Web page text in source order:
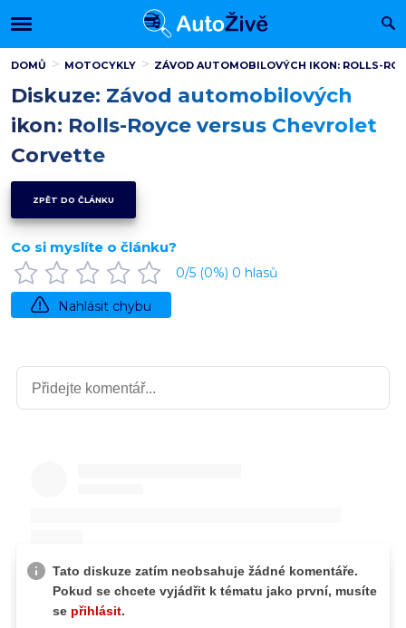
DOMŮ MOTOCYKLY ZÁVOD AUTOMOBILOVÝCH IKON: ROLLS-
Diskuze: Závod automobilových
ikon: Rolls-Royce versus Chevrolet
Corvette
ZPĚT DO ČLÁNKU
Co si myslíte o článku?
0/5 (0%) 0 hlasů
Nahlásit chybu